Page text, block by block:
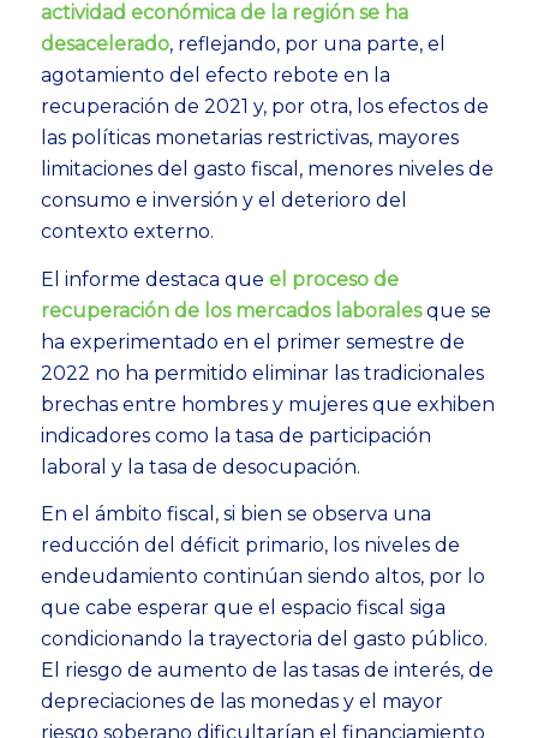
actividad económica de la región se ha
desacelerado, reflejando, por una parte, el
agotamiento del efecto rebote en la
recuperación de 2021 y, por otra, los efectos de
las políticas monetarias restrictivas, mayores
limitaciones del gasto fiscal, menores niveles de
consumo e inversión y el deterioro del
contexto externo.
El informe destaca que el proceso de
recuperación de los mercados laboralesque se
ha experimentado en el primer semestre de
2022 no ha permitido eliminar las tradicionales
brechas entre hombres y mujeres que exhiben
indicadores como la tasa de participación
laboral y la tasa de desocupación.
En el ámbito fiscal, si bien se observa una
reducción del déficit primario, los niveles de
endeudamiento continúan siendo altos, por lo
que cabe esperar que el espacio fiscal siga
condicionando la trayectoria del gasto público.
El riesgo de aumento de las tasas de interés, de
depreciaciones de las monedas y el mayor
riesgo soberano dificultarían el financiamiento